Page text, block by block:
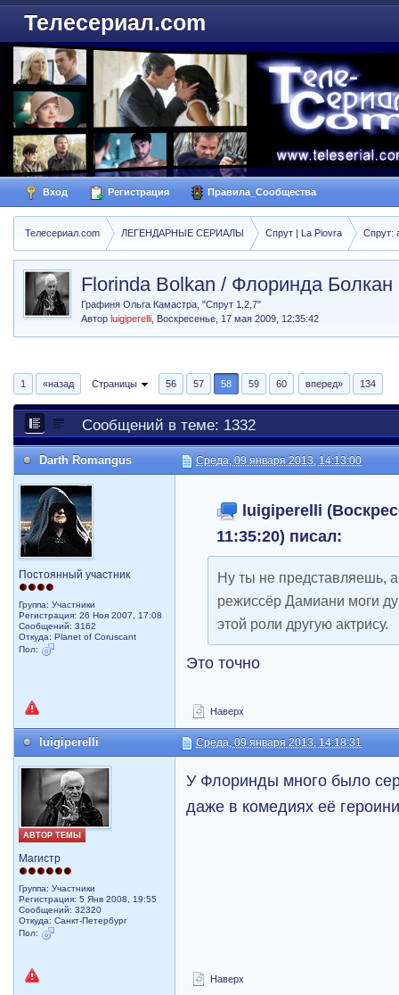
Телесериал.com
Вход Регистрация Правила_Сообщества
Телесериал.com ЛЕГЕНДАРНЫЕ СЕРИАЛЫ Спрут | La Piovra Спрут:
Florinda Bolkan / Флоринда Болкан
Графиня Ольга Камастра, "Спрут 1,2,7"
Авторluigiperelli Воскресенье, 17 мая 2009, 12:35:42
1 «назад Страницы 56 57 58 59 60 вперед» 134
Сообщений в теме: 1332
Darth Romangus Среда, 09 января 2013, 14:13:00
Постоянный участник
Группа: Участники
Регистрация: 26 Ноя 2007, 17:08
Сообщений: 3162
Откуда: Planet of Coruscant
Пол:
luigiperelli
11:35:20) писал:
Ну ты не представляешь,
режиссёр Дамиани моги
этой роли другую актрису.
Это точно
Наверх
luigiperelli Среда, 09 января 2013, 14:18:31
АВТОР ТЕМЫ
Магистр
Группа: Участники
Регистрация: 5 Янв 2008, 19:55
Сообщений: 32320
Откуда: Санкт-Петербург
Пол:
У Флоринды много было
даже в комедиях её
Наверх